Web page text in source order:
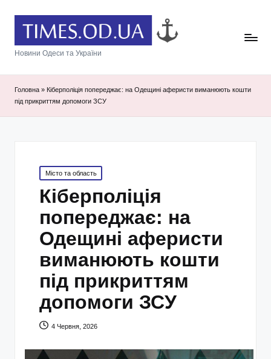
Новини Одеси та України
Головна » Кіберполіція попереджає: на Одещині аферисти виманюють кошти
під прикриттям допомоги ЗСУ
Posted
in
Місто та область
Кіберполіція
попереджає: на
Одещині аферисти
виманюють кошти
під прикриттям
допомоги ЗСУ
4 Червня, 2026